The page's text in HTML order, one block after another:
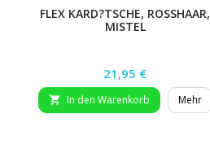
FLEX KARD?TSCHE, ROSSHAAR,
MISTEL
Preis
21,95 €
 In den Warenkorb Mehr